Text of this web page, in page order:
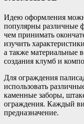
Идею оформления
популярны различные
чем принимать
изучить
а также материальные
создания клумб и
Для ограждения
использовать
каменные заборы,
ограждения. Каждый
предназначение.